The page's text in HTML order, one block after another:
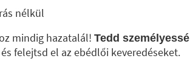
nélkül
mindig hazatalál! Tedd személyessé
felejtsd el az ebédlői keveredéseket.